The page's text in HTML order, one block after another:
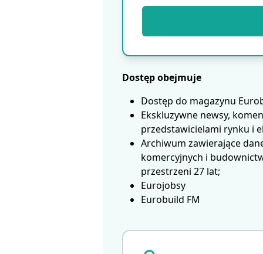
Dostęp obejmuje
Dostęp do magazynu
Ekskluzywne newsy,
przedstawicielami rynku i
Archiwum zawierające
komercyjnych i
przestrzeni 27 lat;
Eurojobsy
Eurobuild FM